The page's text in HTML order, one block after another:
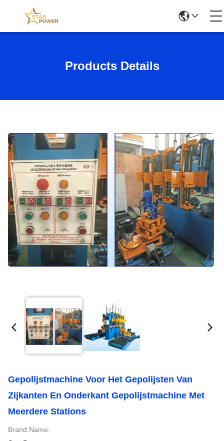
Products Details
Gepolijstmachine Voor Het Gepolijsten Van
Zijkanten En Onderkant Gepolijstmachine Met
Meerdere Stations
Brand Name: